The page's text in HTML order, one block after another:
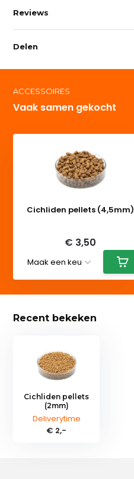
Reviews
Delen
ACCESSOIRES
Vaak samen gekocht
Cichliden pellets (4,5mm)
€ 3,50
Recent bekeken
Cichliden pellets
(2mm)
Deliverytime
€ 2,-